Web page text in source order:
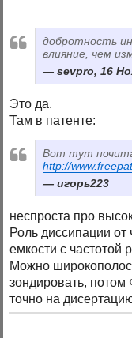
добротность
влияние, чем
sevpro, 16
Это да.
Там в патенте:
Вот тут
http://
игорь223
неспроста про
Роль диссипации от
емкости с частотой
Можно
зондировать,
точно на